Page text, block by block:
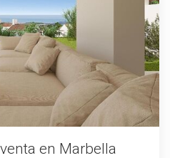
en Marbella